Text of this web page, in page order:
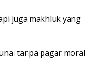
juga makhluk yang
tanpa pagar moral